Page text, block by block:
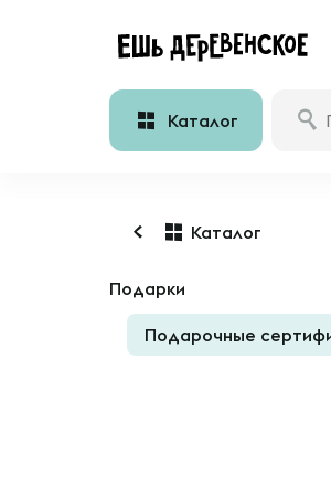
Каталог
Каталог
Подарки
Подарочные